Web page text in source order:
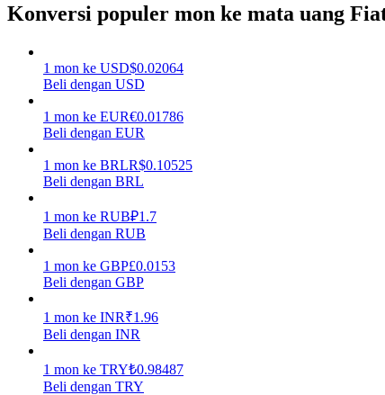
Strategi perdagangan
Pelajari cara untuk tetap menghasilkan keuntungan
Menghasilkan
Konversi populer mon ke mata uang
1 mon ke USD$0.02064
Beli dengan USD
1 mon ke EUR€0.01786
Beli dengan EUR
1 mon ke BRLR$0.10525
Beli dengan BRL
1 mon ke RUB₽1.7
Beli dengan RUB
1 mon ke GBP£0.0153
Beli dengan GBP
1 mon ke INR₹1.96
Beli dengan INR
1 mon ke TRY₺0.98487
Beli dengan TRY